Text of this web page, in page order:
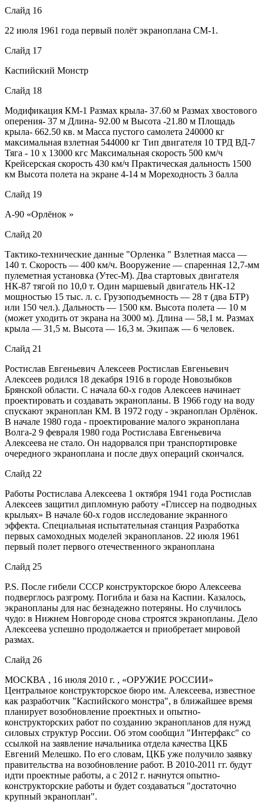
Слайд 16
22 июля 1961 года первый полёт экраноплана СМ-1.
Слайд 17
Каспийский Монстр
Слайд 18
Модификация КМ-1 Размах крыла- 37.60 м Размах хвостового
оперения- 37 м Длина- 92.00 м Высота -21.80 м Площадь
крыла- 662.50 кв. м Масса пустого самолета 240000 кг
максимальная взлетная 544000 кг Тип двигателя 10 ТРД ВД-7
Тяга - 10 х 13000 кгс Максимальная скорость 500 км/ч
Крейсерская скорость 430 км/ч Практическая дальность 1500
км Высота полета на экране 4-14 м Мореходность 3 балла
Слайд 19
А-90 «Орлёнок »
Слайд 20
Тактико-технические данные "Орленка " Взлетная масса —
140 т. Скорость — 400 км/ч. Вооружение — спаренная 12,7-мм
пулеметная установка (Утес-М). Два стартовых двигателя
НК-87 тягой по 10,0 т. Один маршевый двигатель НК-12
мощностью 15 тыс. л. с. Грузоподъемность — 28 т (два БТР)
или 150 чел.). Дальность — 1500 км. Высота полета — 10 м
(может уходить от экрана на 3000 м). Длина — 58,1 м. Размах
крыла — 31,5 м. Высота — 16,3 м. Экипаж — 6 человек.
Слайд 21
Ростислав Евгеньевич Алексеев Ростислав Евгеньевич
Алексеев родился 18 декабря 1916 в городе Новозыбков
Брянской области. С начала 60-х годов Алексеев начинает
проектировать и создавать экранопланы. В 1966 году на воду
спускают экраноплан КМ. В 1972 году - экраноплан Орлёнок.
В начале 1980 года - проектирование малого экраноплана
Волга-2 9 февраля 1980 года Ростислава Евгеньевича
Алексеева не стало. Он надорвался при транспортировке
очередного экраноплана и после двух операций скончался.
Слайд 22
Работы Ростислава Алексеева 1 октября 1941 года Ростислав
Алексеев защитил дипломную работу «Глиссер на подводных
крыльях» В начале 60-х годов исследование экранного
эффекта. Специальная испытательная станция Разработка
первых самоходных моделей экранопланов. 22 июля 1961
первый полет первого отечественного экраноплана
Слайд 25
P.S. После гибели СССР конструкторское бюро Алексеева
подверглось разгрому. Погибла и база на Каспии. Казалось,
экранопланы для нас безнадежно потеряны. Но случилось
чудо: в Нижнем Новгороде снова строятся экранопланы. Дело
Алексеева успешно продолжается и приобретает мировой
размах.
Слайд 26
МОСКВА , 16 июля 2010 г. , «ОРУЖИЕ РОССИИ»
Центральное конструкторское бюро им. Алексеева, известное
как разработчик "Каспийского монстра", в ближайшее время
планирует возобновление проектных и опытно-
конструкторских работ по созданию экранопланов для нужд
силовых структур России. Об этом сообщил "Интерфакс" со
ссылкой на заявление начальника отдела качества ЦКБ
Евгений Мелешко. По его словам, ЦКБ уже получило заявку
правительства на возобновление работ. В 2010-2011 гг. будут
идти проектные работы, а с 2012 г. начнутся опытно-
конструкторские работы и будет создаваться "достаточно
крупный экраноплан".